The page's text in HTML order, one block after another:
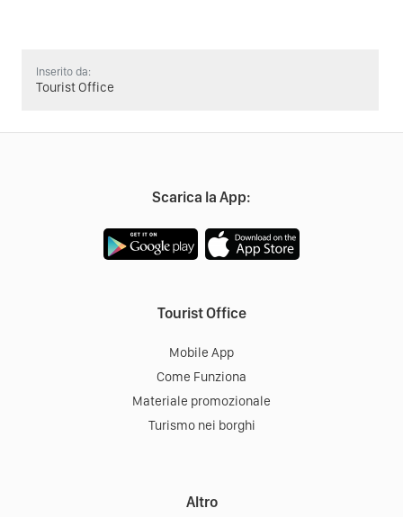
Inserito da:
Tourist Office
Scarica la App:
Tourist Office
Mobile App
Come Funziona
Materiale promozionale
Turismo nei borghi
Altro